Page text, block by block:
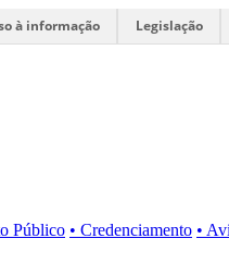
à informação Legislação
Público • Credenciamento •